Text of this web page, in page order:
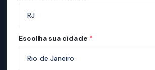
Sobre a ortobom
Ortobom na Mídia
Manual do Sono
Escolha sua cidade *